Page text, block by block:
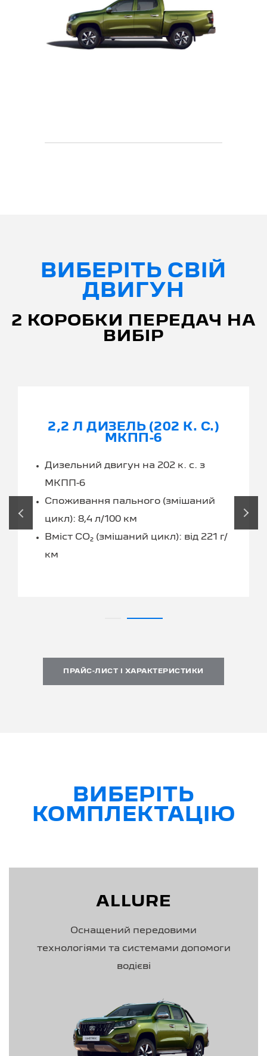
ВИБЕРІТЬ СВІЙ
ДВИГУН
2 КОРОБКИ ПЕРЕДАЧ НА
ВИБІР
2,2 Л ДИЗЕЛЬ (202 К. С.)
МКПП-6
Дизельний двигун на 202 к. с. з
МКПП-6
Споживання пального (змішаний
цикл): 8,4 л/100 км
Вміст CO₂ (змішаний цикл): від 221 г/
км
‹ ›
ПРАЙС-ЛИСТ І ХАРАКТЕРИСТИКИ
ВИБЕРІТЬ
КОМПЛЕКТАЦІЮ
ALLURE
Оснащений передовими
технологіями та системами допомоги
водієві